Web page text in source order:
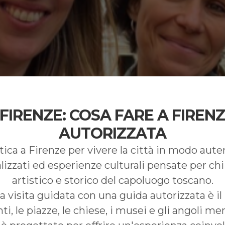
COSA FARE A
AUTORIZZATA
a Firenze per vivere la città in modo
ed esperienze culturali pensate per
artistico e storico del capoluogo toscano.
visita guidata con una guida autorizzata è
le piazze, le chiese, i musei e gli angoli